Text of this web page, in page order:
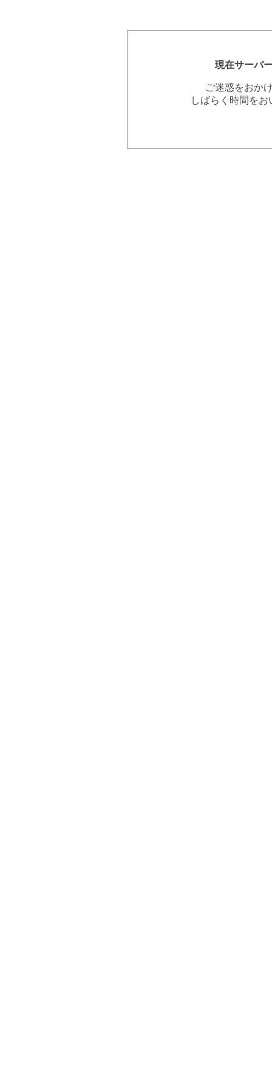
現在サーバ
ご迷惑をおか
しばらく時間を